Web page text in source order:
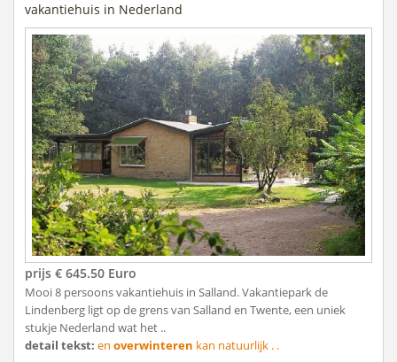
vakantiehuis in Nederland
prijs € 645.50 Euro
Mooi 8 persoons vakantiehuis in Salland. Vakantiepark de
Lindenberg ligt op de grens van Salland en Twente, een uniek
stukje Nederland wat het ..
detail tekst: en overwinteren kan natuurlijk . .